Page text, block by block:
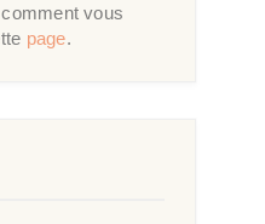
vous
page.